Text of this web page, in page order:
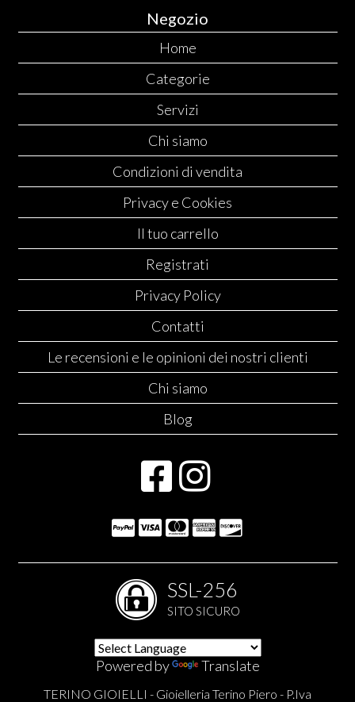
Negozio
Home
Categorie
Servizi
Chi siamo
Condizioni di vendita
Privacy e Cookies
Il tuo carrello
Registrati
Privacy Policy
Contatti
Le recensioni e le opinioni dei nostri clienti
Chi siamo
Blog
SSL-256
SITO SICURO
Powered by Translate
TERINO GIOIELLI - Gioielleria Terino Piero - P.Iva